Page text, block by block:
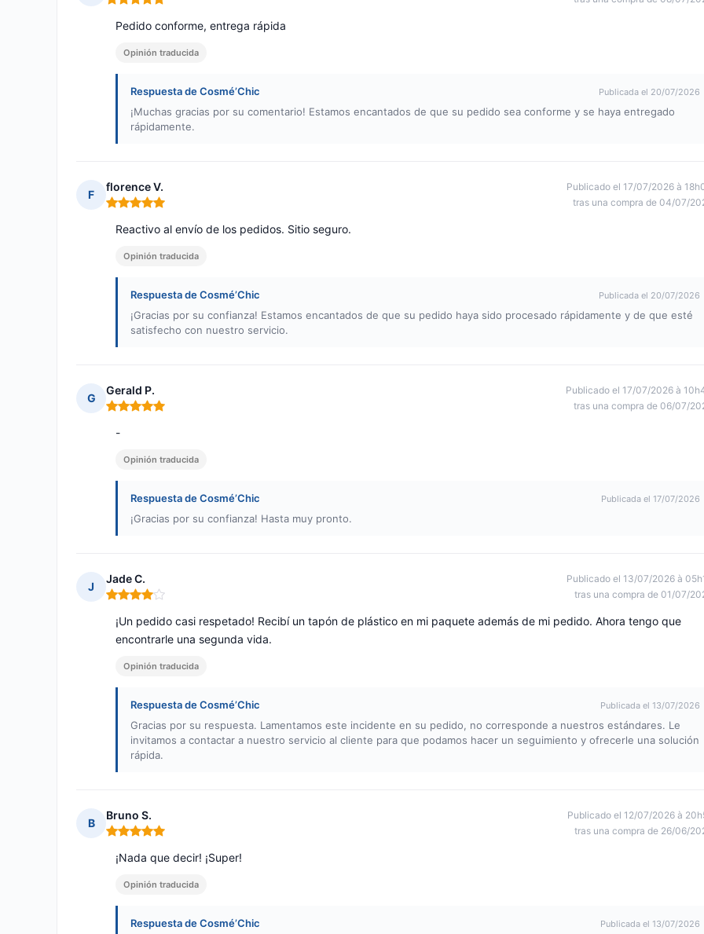
Nota: 5 de 5
Pedido conforme, entrega rápida
Opinión traducida
Respuesta de Cosmé’Chic Publicada el 20/07/2026
¡Muchas gracias por su comentario! Estamos encantados de que su pedido sea conforme y se haya entregado
rápidamente.
F
florence V.
Nota: 5 de 5
Publicado el 17/07/2026 à
tras una compra de 04/07/
Reactivo al envío de los pedidos. Sitio seguro.
Opinión traducida
Respuesta de Cosmé’Chic Publicada el 20/07/2026
¡Gracias por su confianza! Estamos encantados de que su pedido haya sido procesado rápidamente y de que esté
satisfecho con nuestro servicio.
G
Gerald P.
Nota: 5 de 5
Publicado el 17/07/2026 à
tras una compra de 06/07/
-
Opinión traducida
Respuesta de Cosmé’Chic Publicada el 17/07/2026
¡Gracias por su confianza! Hasta muy pronto.
J
Jade C.
Nota: 4 de 5
Publicado el 13/07/2026 à
tras una compra de 01/07/
¡Un pedido casi respetado! Recibí un tapón de plástico en mi paquete además de mi pedido. Ahora tengo que
encontrarle una segunda vida.
Opinión traducida
Respuesta de Cosmé’Chic Publicada el 13/07/2026
Gracias por su respuesta. Lamentamos este incidente en su pedido, no corresponde a nuestros estándares. Le
invitamos a contactar a nuestro servicio al cliente para que podamos hacer un seguimiento y ofrecerle una solución
rápida.
B
Bruno S.
Nota: 5 de 5
Publicado el 12/07/2026 à
tras una compra de 26/06/
¡Nada que decir! ¡Super!
Opinión traducida
Respuesta de Cosmé’Chic Publicada el 13/07/2026